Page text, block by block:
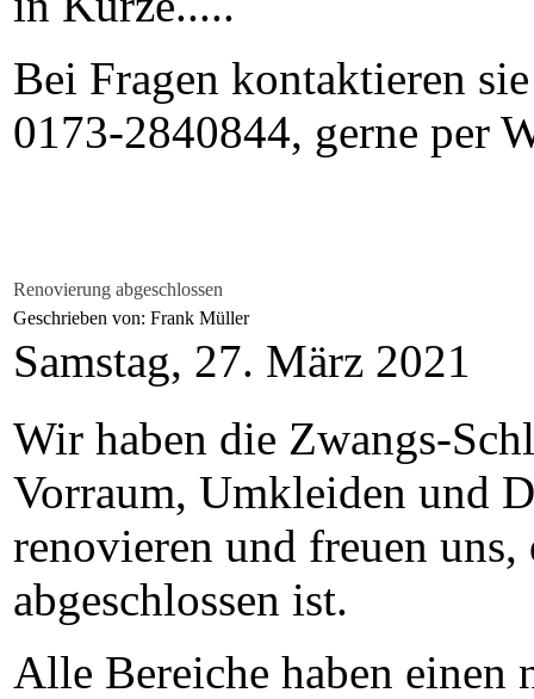
Bei Fragen kontaktieren
0173-2840844, gerne per
Renovierung abgeschlossen
Geschrieben von: Frank Müller
Samstag, 27. März 2021
Wir haben die Zwangs-
Vorraum, Umkleiden und
renovieren und freuen uns,
abgeschlossen ist.
Alle Bereiche haben einen